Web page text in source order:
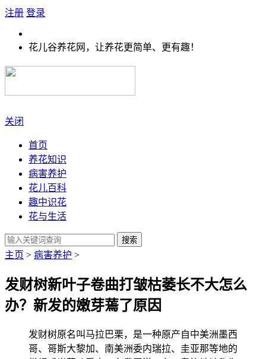
注册 登录
花儿谷养花网，让养花更简单、更有趣！
关闭
首页
养花知识
病害养护
花儿百科
趣中识花
花与生活
搜索
主页 > 病害养护 >
发财树新叶子卷曲打皱枯萎长不大怎么
办？新发的嫩芽蔫了原因
发财树原名叫马拉巴栗，是一种原产自中美洲墨西
哥、哥斯大黎加、南美洲委内瑞拉、圭亚那等地的